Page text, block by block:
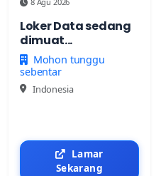
Loker Data sedang
dimuat...
Mohon tunggu
sebentar
Indonesia
Lamar
Sekarang